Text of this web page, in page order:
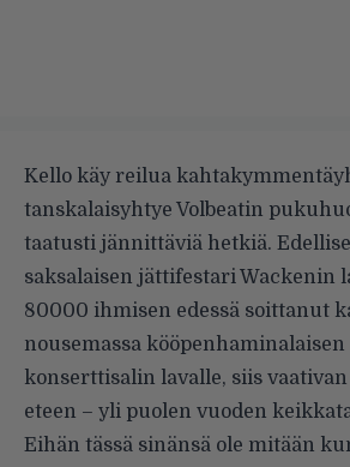
Kello käy reilua
tanskalaisyhtye Volbeatin
taatusti jännittäviä hetkiä.
saksalaisen jättifestari Wackenin
80000 ihmisen edessä soittanut
nousemassa kööpenhaminalaisen
konserttisalin lavalle, siis
eteen – yli puolen vuoden
Eihän tässä sinänsä ole mitään